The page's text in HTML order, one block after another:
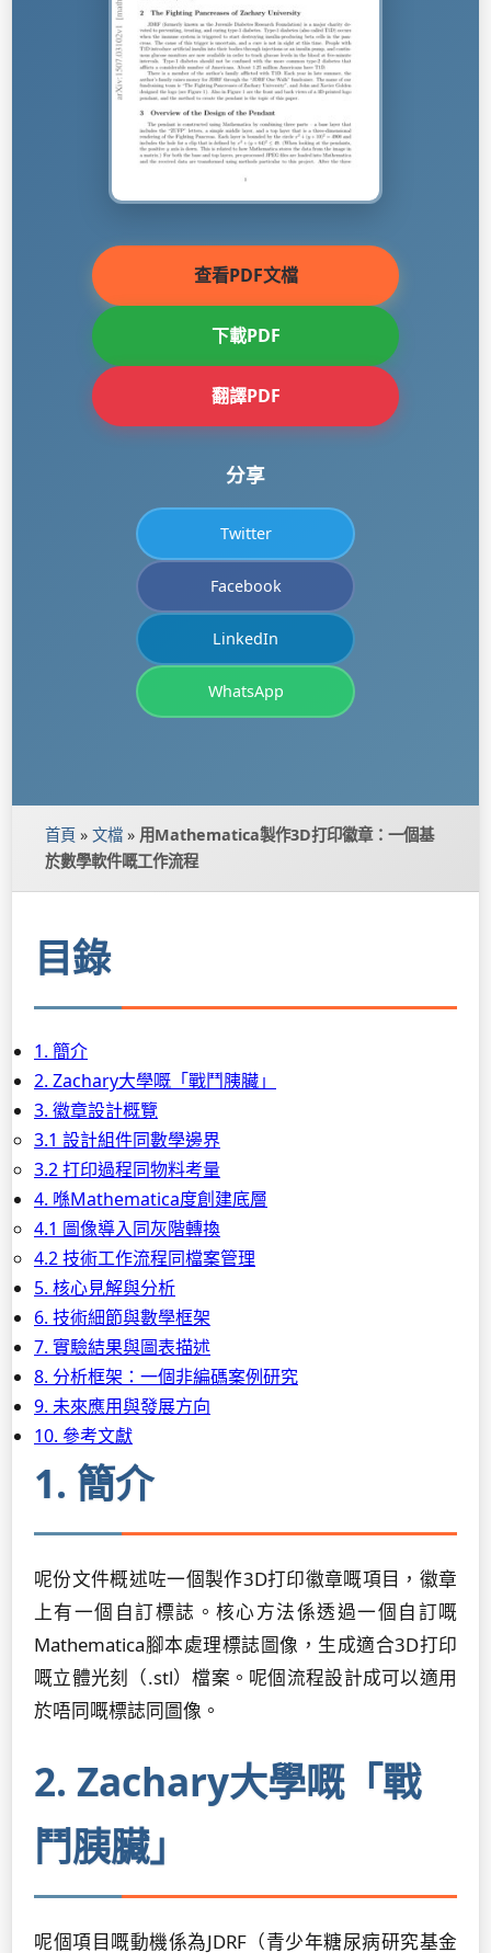
查看PDF文檔
下載PDF
翻譯PDF
分享
Twitter
Facebook
LinkedIn
WhatsApp
首頁 » 文檔 » 用Mathematica製作3D打印徽章：一個基
於數學軟件嘅工作流程
目錄
1. 簡介
2. Zachary大學嘅「戰鬥胰臟」
3. 徽章設計概覽
3.1 設計組件同數學邊界
3.2 打印過程同物料考量
4. 喺Mathematica度創建底層
4.1 圖像導入同灰階轉換
4.2 技術工作流程同檔案管理
5. 核心見解與分析
6. 技術細節與數學框架
7. 實驗結果與圖表描述
8. 分析框架：一個非編碼案例研究
9. 未來應用與發展方向
10. 參考文獻
1. 簡介
呢份文件概述咗一個製作3D打印徽章嘅項目，徽章
上有一個自訂標誌。核心方法係透過一個自訂嘅
Mathematica腳本處理標誌圖像，生成適合3D打印
嘅立體光刻（.stl）檔案。呢個流程設計成可以適用
於唔同嘅標誌同圖像。
2. Zachary大學嘅「戰
鬥胰臟」
呢個項目嘅動機係為JDRF（青少年糖尿病研究基金